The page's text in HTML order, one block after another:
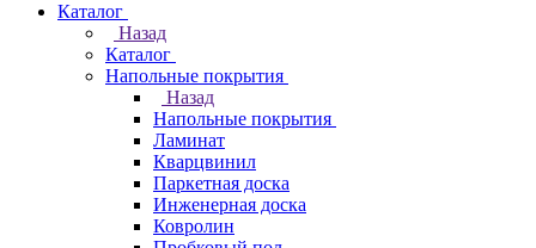
Каталог
Назад
Каталог
Напольные покрытия
Назад
Напольные покрытия
Ламинат
Кварцвинил
Паркетная доска
Инженерная доска
Ковролин